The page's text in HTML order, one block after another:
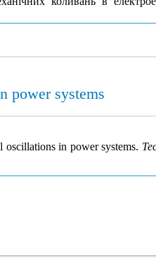
power systems
in power systems.